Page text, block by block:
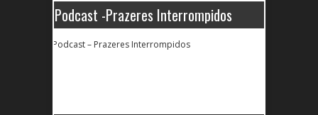
Podcast -Prazeres Interrompidos
Podcast – Prazeres Interrompidos